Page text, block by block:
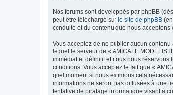
Nos forums sont développés par phpBB
peut être téléchargé sur le site de phpBB
conduite et du contenu que nous acceptons
Vous acceptez de ne publier aucun
lequel le serveur de « AMICALE
immédiat et définitif et nous nous réservons
conditions. Vous acceptez le fait que «
quel moment si nous estimons cela
informations ne seront pas diffusées à une
tentative de piratage informatique visant à